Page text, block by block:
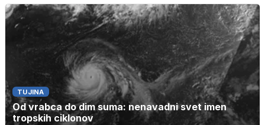
TUJINA
Od vrabca do dim suma: nenavadni svet imen
tropskih ciklonov